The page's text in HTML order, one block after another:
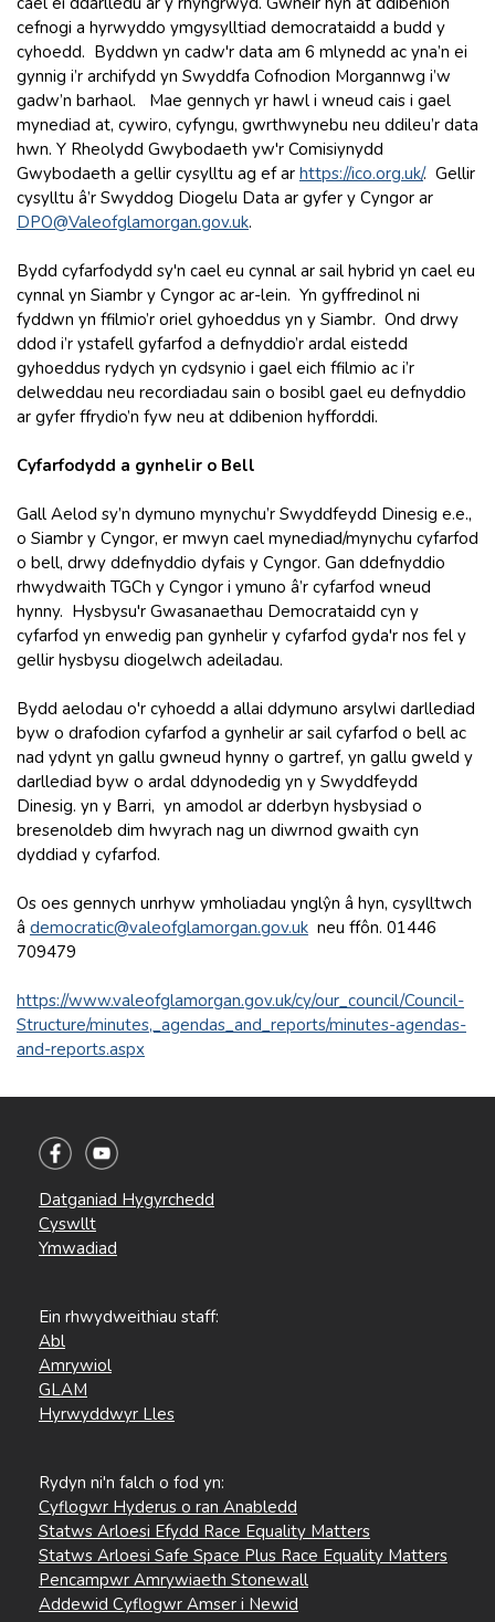
cefnogi a hyrwyddo ymgysylltiad democrataidd a budd y
cyhoedd. Byddwn yn cadw'r data am 6 mlynedd ac yna’n ei
gynnig i’r archifydd yn Swyddfa Cofnodion Morgannwg i’w
gadw’n barhaol. Mae gennych yr hawl i wneud cais i gael
mynediad at, cywiro, cyfyngu, gwrthwynebu neu ddileu’r data
hwn. Y Rheolydd Gwybodaeth yw'r Comisiynydd
Gwybodaeth a gellir cysylltu ag ef ar https://ico.org.uk/. Gellir
cysylltu â’r Swyddog Diogelu Data ar gyfer y Cyngor ar
DPO@Valeofglamorgan.gov.uk.
Bydd cyfarfodydd sy'n cael eu cynnal ar sail hybrid yn cael eu
cynnal yn Siambr y Cyngor ac ar-lein. Yn gyffredinol ni
fyddwn yn ffilmio’r oriel gyhoeddus yn y Siambr. Ond drwy
ddod i’r ystafell gyfarfod a defnyddio’r ardal eistedd
gyhoeddus rydych yn cydsynio i gael eich ffilmio ac i’r
delweddau neu recordiadau sain o bosibl gael eu defnyddio
ar gyfer ffrydio’n fyw neu at ddibenion hyfforddi.
Cyfarfodydd a gynhelir o Bell
Gall Aelod sy’n dymuno mynychu’r Swyddfeydd Dinesig e.e.,
o Siambr y Cyngor, er mwyn cael mynediad/mynychu cyfarfod
o bell, drwy ddefnyddio dyfais y Cyngor. Gan ddefnyddio
rhwydwaith TGCh y Cyngor i ymuno â’r cyfarfod wneud
hynny. Hysbysu'r Gwasanaethau Democrataidd cyn y
cyfarfod yn enwedig pan gynhelir y cyfarfod gyda'r nos fel y
gellir hysbysu diogelwch adeiladau.
Bydd aelodau o'r cyhoedd a allai ddymuno arsylwi darllediad
byw o drafodion cyfarfod a gynhelir ar sail cyfarfod o bell ac
nad ydynt yn gallu gwneud hynny o gartref, yn gallu gweld y
darllediad byw o ardal ddynodedig yn y Swyddfeydd
Dinesig. yn y Barri, yn amodol ar dderbyn hysbysiad o
bresenoldeb dim hwyrach nag un diwrnod gwaith cyn
dyddiad y cyfarfod.
Os oes gennych unrhyw ymholiadau ynglŷn â hyn, cysylltwch
â democratic@valeofglamorgan.gov.uk neu ffôn. 01446
709479
https://www.valeofglamorgan.gov.uk/cy/our_council/Council-
Structure/minutes,_agendas_and_reports/minutes-agendas-
and-reports.aspx
Datganiad Hygyrchedd
Cyswllt
Ymwadiad
Ein rhwydweithiau staff:
Abl
Amrywiol
GLAM
Hyrwyddwyr Lles
Rydyn ni'n falch o fod yn:
Cyflogwr Hyderus o ran Anabledd
Statws Arloesi Efydd Race Equality Matters
Statws Arloesi Safe Space Plus Race Equality Matters
Pencampwr Amrywiaeth Stonewall
Addewid Cyflogwr Amser i Newid